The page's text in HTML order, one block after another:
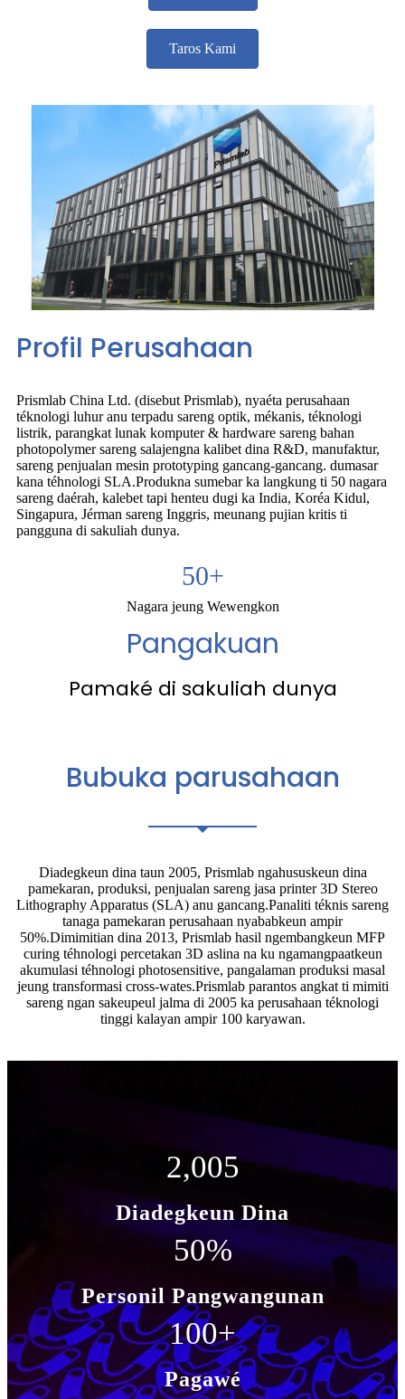
Taros Kami
Profil Perusahaan
Prismlab China Ltd. (disebut Prismlab), nyaéta perusahaan
téknologi luhur anu terpadu sareng optik, mékanis, téknologi
listrik, parangkat lunak komputer & hardware sareng bahan
photopolymer sareng salajengna kalibet dina R&D, manufaktur,
sareng penjualan mesin prototyping gancang-gancang. dumasar
kana téhnologi SLA.Produkna sumebar ka langkung ti 50 nagara
sareng daérah, kalebet tapi henteu dugi ka India, Koréa Kidul,
Singapura, Jérman sareng Inggris, meunang pujian kritis ti
pangguna di sakuliah dunya.
50+
Nagara jeung Wewengkon
Pangakuan
Pamaké di sakuliah dunya
Bubuka parusahaan
Diadegkeun dina taun 2005, Prismlab ngahususkeun dina
pamekaran, produksi, penjualan sareng jasa printer 3D Stereo
Lithography Apparatus (SLA) anu gancang.Panaliti téknis sareng
tanaga pamekaran perusahaan nyababkeun ampir
50%.Dimimitian dina 2013, Prismlab hasil ngembangkeun MFP
curing téhnologi percetakan 3D aslina na ku ngamangpaatkeun
akumulasi téhnologi photosensitive, pangalaman produksi masal
jeung transformasi cross-wates.Prismlab parantos angkat ti mimiti
sareng ngan sakeupeul jalma di 2005 ka perusahaan téknologi
tinggi kalayan ampir 100 karyawan.
2,005
Diadegkeun Dina
50%
Personil Pangwangunan
100+
Pagawé